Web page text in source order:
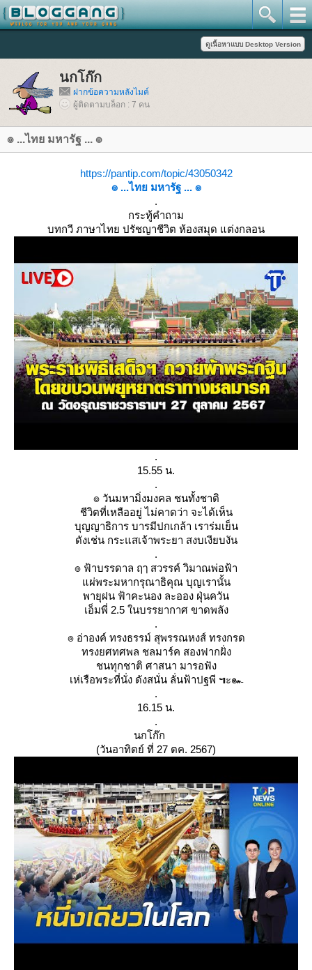
นกโก๊ก
ฝากข้อความหลังไมค์
ผู้ติดตามบล็อก : 7 คน
๏ ...ไทย มหารัฐ ... ๏
https://pantip.com/topic/43050342
๏ ...ไทย มหารัฐ ... ๏
.
กระทู้คำถาม
บทกวี ภาษาไทย ปรัชญาชีวิต ห้องสมุด แต่งกลอน
.
15.55 น.
.
๏ วันมหามิ่งมงคล ชนทั้งชาติ
ชีวิตที่เหลืออยู่ ไม่คาดว่า จะได้เห็น
บุญญาธิการ บารมีปกเกล้า เราร่มเย็น
ดังเช่น กระแสเจ้าพระยา สงบเงียบงัน
.
๏ ฟ้าบรรดาล ฤๅ สวรรค์ วิมาณพ่อฟ้า
ผ่พระมหากรุณาธิคุณ บุญเรานั้น
พายุฝน ฟ้าคะนอง ละออง ฝุ่นควัน
เอ็มพี่ 2.5 ในบรรยากาศ ขาดพลัง
.
๏ อ่าองค์ ทรงธรรม์ สุพรรณหงส์ ทรงกรด
ทรงยศทศพล ชลมาร์ค สองฟากฝั่ง
ชนทุกชาติ ศาสนา มารอฟัง
เห่เรือพระที่นั่ง ดังสนั่น ลั่นฟ้าปฐพี ๚ะ๛
.
16.15 น.
.
นกโก๊ก
(วันอาทิตย์ ที่ 27 ตค. 2567)